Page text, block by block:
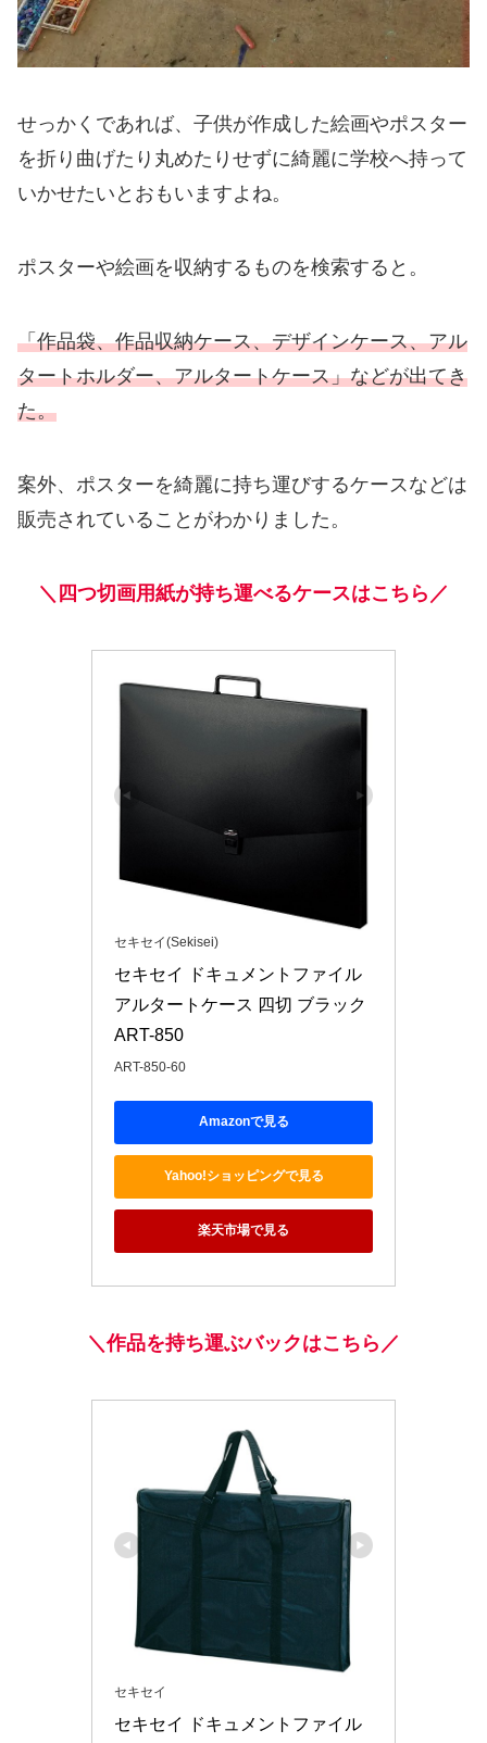
せっかくであれば、子供が作成した絵画やポスター
を折り曲げたり丸めたりせずに綺麗に学校へ持って
いかせたいとおもいますよね。
ポスターや絵画を収納するものを検索すると。
「作品袋、作品収納ケース、デザインケース、アル
タートホルダー、アルタートケース」などが出てき
た。
案外、ポスターを綺麗に持ち運びするケースなどは
販売されていることがわかりました。
＼四つ切画用紙が持ち運べるケースはこちら／
セキセイ(Sekisei)
セキセイ ドキュメントファイル
アルタートケース 四切 ブラック
ART-850
ART-850-60
Amazonで見る
Yahoo!ショッピングで見る
楽天市場で見る
＼作品を持ち運ぶバックはこちら／
セキセイ
セキセイ ドキュメントファイル